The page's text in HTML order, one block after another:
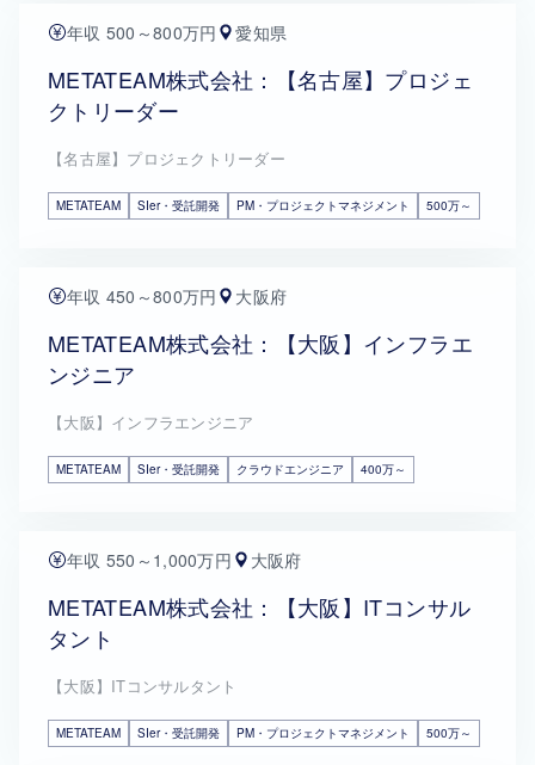
年収 500～800万円 愛知県
METATEAM株式会社：【名古屋】プロジェ
クトリーダー
【名古屋】プロジェクトリーダー
METATEAM SIer・受託開発 PM・プロジェクトマネジメント 500万～
年収 450～800万円 大阪府
METATEAM株式会社：【大阪】インフラエ
ンジニア
【大阪】インフラエンジニア
METATEAM SIer・受託開発 クラウドエンジニア 400万～
年収 550～1,000万円 大阪府
METATEAM株式会社：【大阪】ITコンサル
タント
【大阪】ITコンサルタント
METATEAM SIer・受託開発 PM・プロジェクトマネジメント 500万～